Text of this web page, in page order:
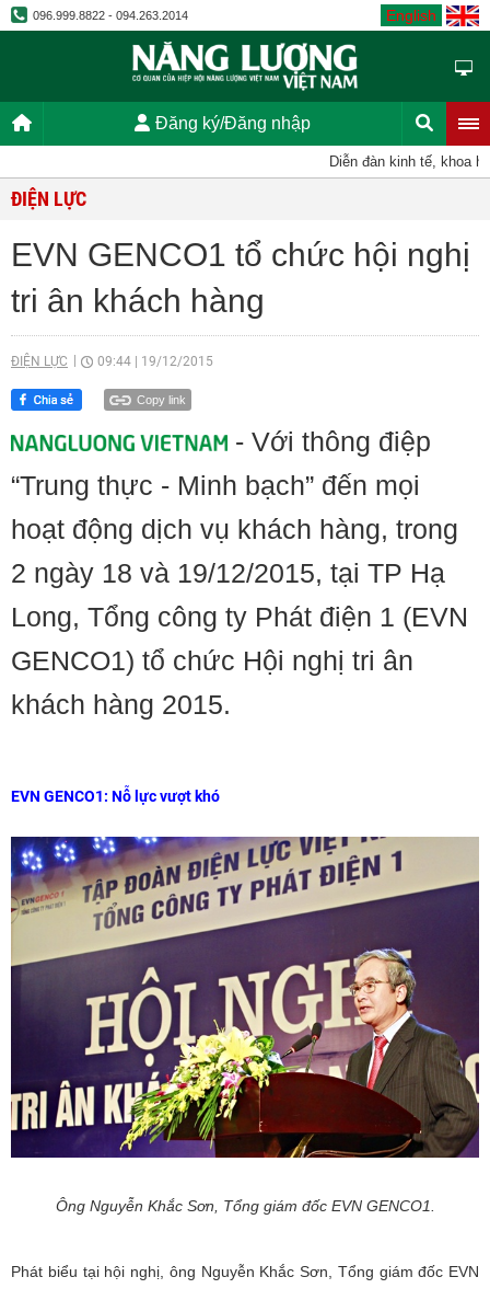
096.999.8822 - 094.263.2014 English
Đăng ký/Đăng nhập
Diễn đàn kinh tế, khoa
ĐIỆN LỰC
EVN GENCO1 tổ chức hội nghị
tri ân khách hàng
ĐIỆN LỰC 09:44 19/12/2015
Copy link
- Với thông điệp
“Trung thực - Minh bạch” đến mọi
hoạt động dịch vụ khách hàng, trong
2 ngày 18 và 19/12/2015, tại TP Hạ
Long, Tổng công ty Phát điện 1 (EVN
GENCO1) tổ chức Hội nghị tri ân
khách hàng 2015.
EVN GENCO1: Nỗ lực vượt khó
Ông Nguyễn Khắc Sơn, Tổng giám đốc EVN GENCO1.
Phát biểu tại hội nghị, ông Nguyễn Khắc Sơn, Tổng giám đốc EVN